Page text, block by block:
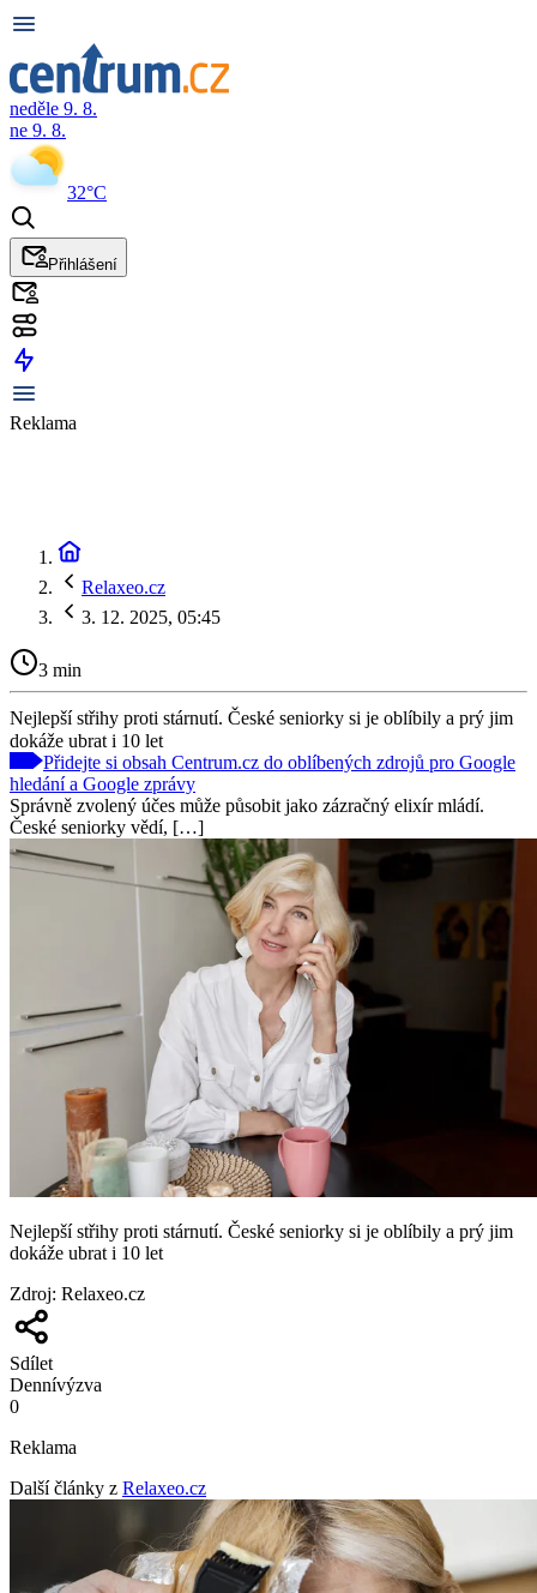
neděle 9. 8.
ne 9. 8.
32°C
Přihlášení
Reklama
Relaxeo.cz
3. 12. 2025, 05:45
3 min
Nejlepší střihy proti stárnutí. České seniorky si je oblíbily a prý jim
dokáže ubrat i 10 let
Přidejte si obsah Centrum.cz do oblíbených zdrojů pro Google
hledání a Google zprávy
Správně zvolený účes může působit jako zázračný elixír mládí.
České seniorky vědí, […]
Nejlepší střihy proti stárnutí. České seniorky si je oblíbily a prý jim
dokáže ubrat i 10 let
Zdroj: Relaxeo.cz
Sdílet
Dennívýzva
0
Reklama
Další články z Relaxeo.cz